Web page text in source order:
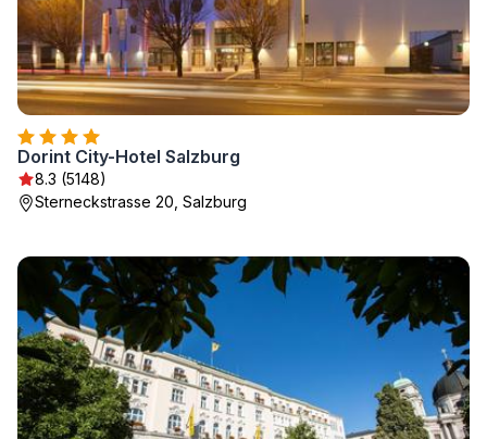
Dorint City-Hotel Salzburg
8.3 (5148)
Sterneckstrasse 20, Salzburg